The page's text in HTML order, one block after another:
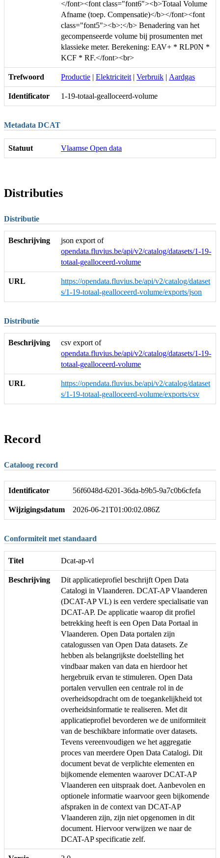
</font><font class="font6"><b>Totaal Volume
Afname (toep. Compensatie)</b></font><font
class="font5"><b>:</b> Benadering van het
gecompenseerde volume bij prosumenten met
klassieke meter. Berekening: EAV+ * RLP0N *
KCF * RF.</font><br>
Trefwoord Productie | Elektriciteit | Verbruik | Aardgas
Identificator 1-19-totaal-gealloceerd-volume
Metadata DCAT
Statuut Vlaamse Open data
Distributies
Distributie
Beschrijving
json export of
opendata.fluvius.be/api/v2/catalog/datasets/1-19-
totaal-gealloceerd-volume
URL
https://opendata.fluvius.be/api/v2/catalog/dataset
s/1-19-totaal-gealloceerd-volume/exports/json
Distributie
Beschrijving
csv export of
opendata.fluvius.be/api/v2/catalog/datasets/1-19-
totaal-gealloceerd-volume
URL
https://opendata.fluvius.be/api/v2/catalog/dataset
s/1-19-totaal-gealloceerd-volume/exports/csv
Record
Cataloog record
Identificator 56f6048d-6201-36da-b9b5-9a7c0b6cfefa
Wijzigingsdatum 2026-06-21T01:00:02.086Z
Conformiteit met standaard
Titel Dcat-ap-vl
Beschrijving
Dit applicatieprofiel beschrijft Open Data
Catalogi in Vlaanderen. DCAT-AP Vlaanderen
(DCAT-AP VL) is een verdere specialisatie van
DCAT-AP. De applicatie waarop dit profiel
betrekking heeft is een Open Data Portaal in
Vlaanderen. Open Data portalen zijn
catalogussen van Open Data datasets. Ze
hebben als belangrijkste doelstelling het
vindbaar maken van data en hierdoor het
hergebruik ervan te stimuleren. Open Data
portalen vervullen een centrale rol in de
overheidsopdracht om de toegankelijkheid tot
overheidsinformatie te realiseren. Met dit
applicatieprofiel bevorderen we de uniformiteit
van de beschikbare informatie over datasets.
Tevens vereenvoudigen we het aggregatie
proces van meerdere Open Data Catalogi. Dit
document bevat de verplichte elementen en
bijkomende elementen waarover DCAT-AP
Vlaanderen een uitspraak doet. Aanbevolen en
optionele informatie waarvoor geen bijkomende
afspraken in de context van DCAT-AP
Vlaanderen zijn, zijn niet opgenomen in dit
document. Hiervoor verwijzen we naar de
DCAT-AP specificatie zelf.